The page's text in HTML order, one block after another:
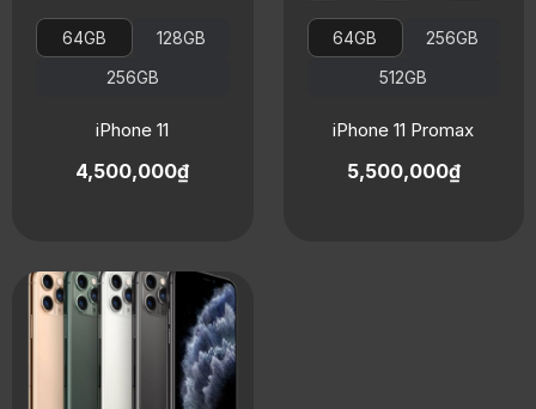
64GB
128GB
256GB
iPhone 11
4,500,000₫
64GB
256GB
512GB
iPhone 11 Promax
5,500,000₫